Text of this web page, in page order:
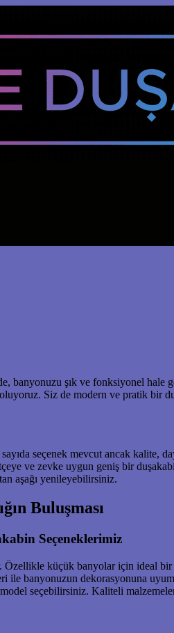
banyonuzu şık ve fonksiyonel
Siz de modern ve pratik bir
seçenek mevcut ancak kalite,
ve zevke uygun geniş bir
aşağı yenileyebilirsiniz.
Buluşması
Seçeneklerimiz
küçük banyolar için ideal
banyonuzun dekorasyonuna
seçebilirsiniz. Kaliteli